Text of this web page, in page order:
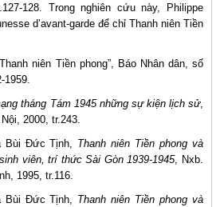
128. Trong nghiên cứu này, Philippe
d’avant-garde để chỉ Thanh niên Tiền
niên Tiền phong”, Báo Nhân dân, số
1959.
tháng Tám 1945 những sự kiện lịch sử,
2000, tr.243.
Bùi Đức Tịnh, Thanh niên Tiền phong và
viên, trí thức Sài Gòn 1939-1945, Nxb.
1995, tr.116.
Bùi Đức Tịnh, Thanh niên Tiền phong và